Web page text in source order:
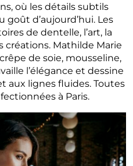
où les détails subtils
goût d’aujourd’hui. Les
de dentelle, l’art, la
créations. Mathilde Marie
de soie, mousseline,
l’élégance et dessine
aux lignes fluides. Toutes
à Paris.